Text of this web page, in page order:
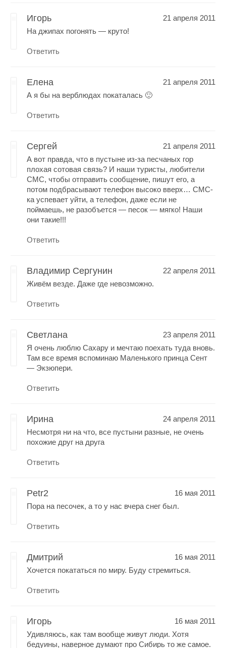
Игорь
21 апреля 2011
На джипах погонять — круто!
Ответить
Елена
21 апреля 2011
А я бы на верблюдах покаталась 🙂
Ответить
Сергей
21 апреля 2011
А вот правда, что в пустыне из-за песчаных гор
плохая сотовая связь? И наши туристы, любители
СМС, чтобы отправить сообщение, пишут его, а
потом подбрасывают телефон высоко вверх… СМС-
ка успевает уйти, а телефон, даже если не
поймаешь, не разобъется — песок — мягко! Наши
они такие!!!
Ответить
Владимир Сергунин
22 апреля 2011
Живём везде. Даже где невозможно.
Ответить
Светлана
23 апреля 2011
Я очень люблю Сахару и мечтаю поехать туда вновь.
Там все время вспоминаю Маленького принца Сент
— Экзюпери.
Ответить
Ирина
24 апреля 2011
Несмотря ни на что, все пустыни разные, не очень
похожие друг на друга
Ответить
Petr2
16 мая 2011
Пора на песочек, а то у нас вчера снег был.
Ответить
Дмитрий
16 мая 2011
Хочется покататься по миру. Буду стремиться.
Ответить
Игорь
16 мая 2011
Удивляюсь, как там вообще живут люди. Хотя
бедуины, наверное думают про Сибирь то же самое.